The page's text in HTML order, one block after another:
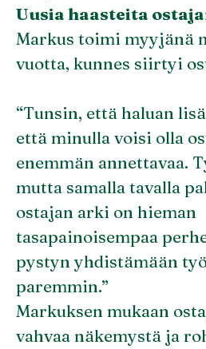
Uusia haasteita
Markus toimi myyjänä
vuotta, kunnes siirtyi
“Tunsin, että haluan
että minulla voisi olla
enemmän annettavaa.
mutta samalla tavalla
ostajan arki on hieman
tasapainoisempaa
pystyn yhdistämään
paremmin.”
Markuksen mukaan
vahvaa näkemystä ja